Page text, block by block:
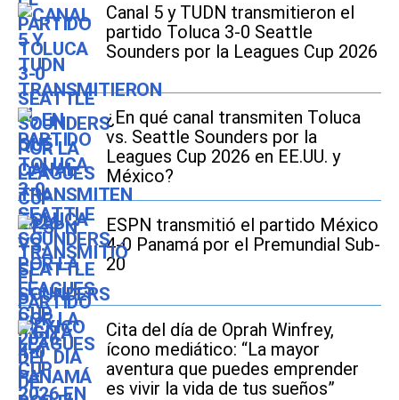
Canal 5 y TUDN transmitieron el
partido Toluca 3-0 Seattle
Sounders por la Leagues Cup 2026
¿En qué canal transmiten Toluca
vs. Seattle Sounders por la
Leagues Cup 2026 en EE.UU. y
México?
ESPN transmitió el partido México
4-0 Panamá por el Premundial Sub-
20
Cita del día de Oprah Winfrey,
ícono mediático: “La mayor
aventura que puedes emprender
es vivir la vida de tus sueños”